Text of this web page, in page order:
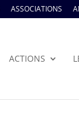
ASSOCIATIONS
ACTIONS